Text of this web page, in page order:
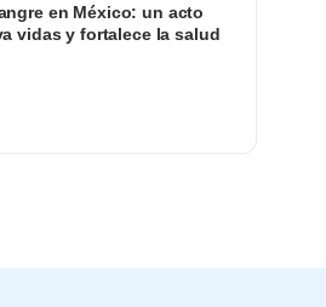
en México: un acto
vidas y fortalece la salud